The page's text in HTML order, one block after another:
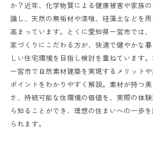
か？近年、化学物質による健康被害や家族
識し、天然の無垢材や漆喰、珪藻土などを
高まっています。とくに愛知県一宮市では
家づくりにこだわる方が、快適で健やかな
しい住宅環境を目指し検討を重ねています
一宮市で自然素材建築を実現するメリット
ポイントをわかりやすく解説。素材が持つ
さ、持続可能な住環境の価値を、実際の体
ら知ることができ、理想の住まいへの一歩
られます。